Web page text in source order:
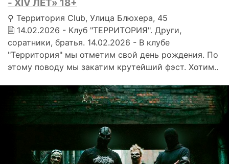
- XIV ЛЕТ» 18+
⚲ Территория Club, Улица Блюхера, 45
🗎 14.02.2026 - Клуб "ТЕРРИТОРИЯ". Други,
соратники, братья. 14.02.2026 - В клубе
"Территория" мы отметим свой день рождения. По
этому поводу мы закатим крутейший фэст. Хотим..